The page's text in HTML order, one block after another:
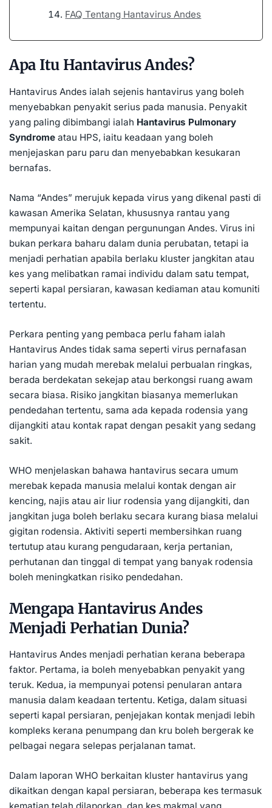
FAQ Tentang Hantavirus Andes
Apa Itu Hantavirus Andes?
Hantavirus Andes ialah sejenis hantavirus yang boleh
menyebabkan penyakit serius pada manusia. Penyakit
yang paling dibimbangi ialah Hantavirus Pulmonary
Syndrome atau HPS, iaitu keadaan yang boleh
menjejaskan paru paru dan menyebabkan kesukaran
bernafas.
Nama “Andes” merujuk kepada virus yang dikenal pasti di
kawasan Amerika Selatan, khususnya rantau yang
mempunyai kaitan dengan pergunungan Andes. Virus ini
bukan perkara baharu dalam dunia perubatan, tetapi ia
menjadi perhatian apabila berlaku kluster jangkitan atau
kes yang melibatkan ramai individu dalam satu tempat,
seperti kapal persiaran, kawasan kediaman atau komuniti
tertentu.
Perkara penting yang pembaca perlu faham ialah
Hantavirus Andes tidak sama seperti virus pernafasan
harian yang mudah merebak melalui perbualan ringkas,
berada berdekatan sekejap atau berkongsi ruang awam
secara biasa. Risiko jangkitan biasanya memerlukan
pendedahan tertentu, sama ada kepada rodensia yang
dijangkiti atau kontak rapat dengan pesakit yang sedang
sakit.
WHO menjelaskan bahawa hantavirus secara umum
merebak kepada manusia melalui kontak dengan air
kencing, najis atau air liur rodensia yang dijangkiti, dan
jangkitan juga boleh berlaku secara kurang biasa melalui
gigitan rodensia. Aktiviti seperti membersihkan ruang
tertutup atau kurang pengudaraan, kerja pertanian,
perhutanan dan tinggal di tempat yang banyak rodensia
boleh meningkatkan risiko pendedahan.
Mengapa Hantavirus Andes
Menjadi Perhatian Dunia?
Hantavirus Andes menjadi perhatian kerana beberapa
faktor. Pertama, ia boleh menyebabkan penyakit yang
teruk. Kedua, ia mempunyai potensi penularan antara
manusia dalam keadaan tertentu. Ketiga, dalam situasi
seperti kapal persiaran, penjejakan kontak menjadi lebih
kompleks kerana penumpang dan kru boleh bergerak ke
pelbagai negara selepas perjalanan tamat.
Dalam laporan WHO berkaitan kluster hantavirus yang
dikaitkan dengan kapal persiaran, beberapa kes termasuk